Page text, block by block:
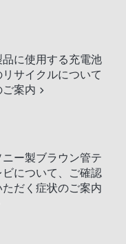
品に使用する充電池
リサイクルについて
ご案内
ニー製ブラウン管テ
ビについて、ご確認
ただく症状のご案内